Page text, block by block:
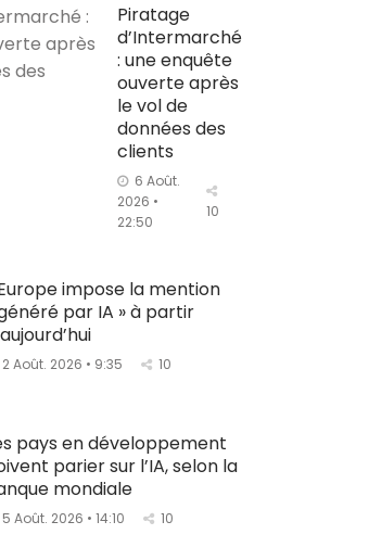
Piratage
d’Intermarché
: une enquête
ouverte après
le vol de
données des
clients
6 Août.
2026 •
22:50
10
impose la mention
par IA » à partir
2 Août. 2026 • 9:35 10
pays en développement
parier sur l’IA, selon la
mondiale
5 Août. 2026 • 14:10 10